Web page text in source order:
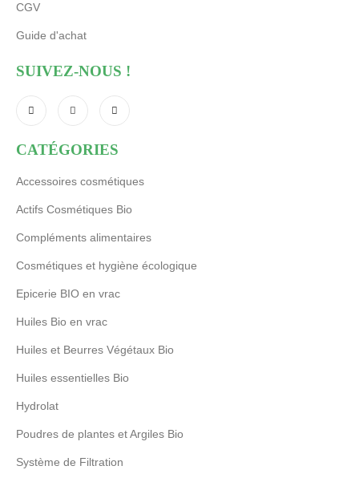
CGV
Guide d'achat
SUIVEZ-NOUS !
CATÉGORIES
Accessoires cosmétiques
Actifs Cosmétiques Bio
Compléments alimentaires
Cosmétiques et hygiène écologique
Epicerie BIO en vrac
Huiles Bio en vrac
Huiles et Beurres Végétaux Bio
Huiles essentielles Bio
Hydrolat
Poudres de plantes et Argiles Bio
Système de Filtration